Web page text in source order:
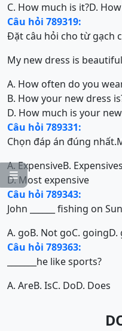

C. How much is it?D.
Câu hỏi 789319:
Đặt câu hỏi cho từ gạch
My new dress is beautiful
A. How often do you
B. How your new dress
D. How much is your
Câu hỏi 789331:
Chọn đáp án đúng
A. ExpensiveB.
D. Most expensive
Câu hỏi 789343:
John ______ fishing on
A. goB. Not goC. goingD.
Câu hỏi 789363:
_______he like sports?
A. AreB. IsC. DoD. Does